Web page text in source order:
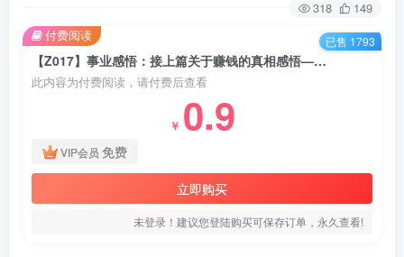
318 149
【Z017】事业感悟：接上篇关于赚钱的真相感悟—系列2
此内容为付费阅读，请付费后查看
￥ 0.9
VIP会员 免费
立即购买
未登录！建议您登陆购买可保存订单，永久查看!
付费阅读 已售 1793